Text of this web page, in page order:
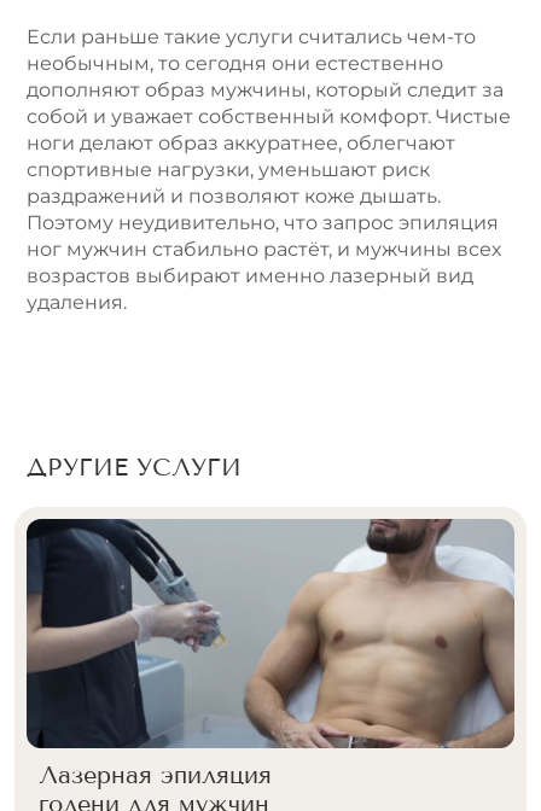
Если раньше такие услуги считались чем-то
необычным, то сегодня они естественно
дополняют образ мужчины, который следит за
собой и уважает собственный комфорт. Чистые
ноги делают образ аккуратнее, облегчают
спортивные нагрузки, уменьшают риск
раздражений и позволяют коже дышать.
Поэтому неудивительно, что запрос эпиляция
ног мужчин стабильно растёт, и мужчины всех
возрастов выбирают именно лазерный вид
удаления.
ДРУГИЕ УСЛУГИ
Эпиляция ягодиц у мужчин